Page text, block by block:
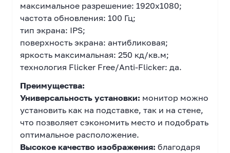
максимальное разрешение: 1920x1080;
частота обновления: 100 Гц;
тип экрана: IPS;
поверхность экрана: антибликовая;
яркость максимальная: 250 кд/кв.м;
технология Flicker Free/Anti-Flicker: да.
Преимущества:
Универсальность установки: монитор можно
установить как на подставке, так и на стене,
что позволяет сэкономить место и подобрать
оптимальное расположение.
Высокое качество изображения: благодаря